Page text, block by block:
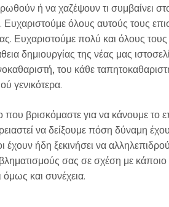
ή να χαζέψουν τι συμβαίνει
Ευχαριστούμε όλους αυτούς τους
Ευχαριστούμε πολύ και όλους τους
δημιουργίας της νέας μας
του κάθε
γενικότερα.
που βρισκόμαστε για να κάνουμε το
να δείξουμε πόση δύναμη
έχουν ήδη ξεκινήσει να
σας σε σχέση με
και συνέχεια.